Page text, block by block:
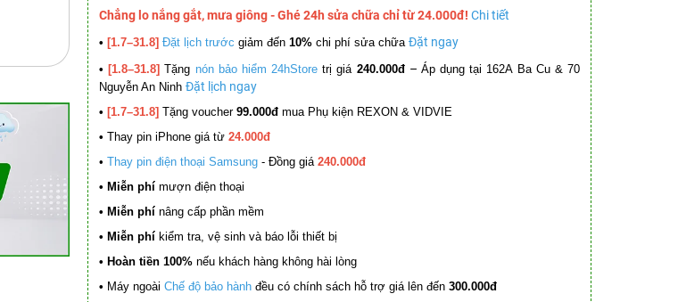
Chẳng lo nắng gắt, mưa giông - Ghé 24h sửa chữa chỉ từ 24.000đ! Chi tiết
• [1.7–31.8] Đặt lịch trước giảm đến 10% chi phí sửa chữa Đặt ngay
• [1.8–31.8] Tặng nón bảo hiểm 24hStore trị giá 240.000đ – Áp dụng tại 162A Ba Cu & 70
Nguyễn An Ninh Đặt lịch ngay
• [1.7–31.8] Tặng voucher 99.000đ mua Phụ kiện REXON & VIDVIE
• Thay pin iPhone giá từ 24.000đ
• Thay pin điện thoại Samsung - Đồng giá 240.000đ
• Miễn phí mượn điện thoại
• Miễn phí nâng cấp phần mềm
• Miễn phí kiểm tra, vệ sinh và báo lỗi thiết bị
• Hoàn tiền 100% nếu khách hàng không hài lòng
• Máy ngoài Chế độ bảo hành đều có chính sách hỗ trợ giá lên đến 300.000đ